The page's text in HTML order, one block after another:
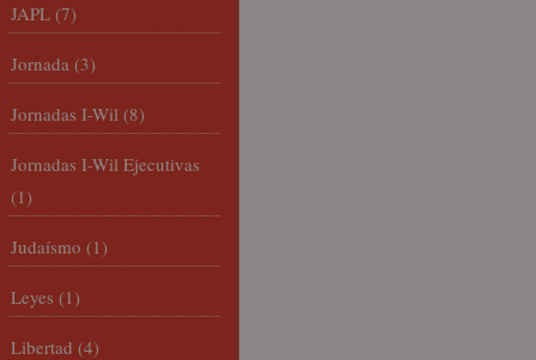
JAPL (7)
Jornada (3)
Jornadas I-Wil (8)
Jornadas I-Wil Ejecutivas
(1)
Judaísmo (1)
Leyes (1)
Libertad (4)